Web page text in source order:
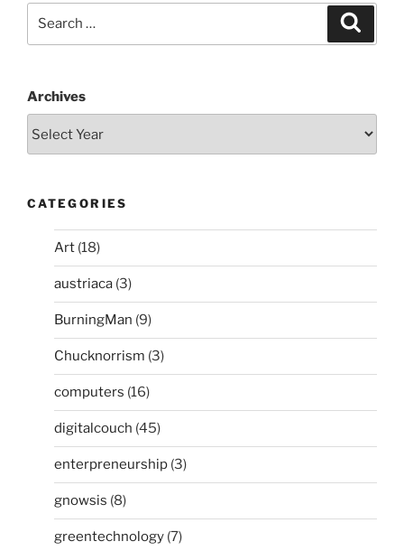
Archives
CATEGORIES
Art (18)
austriaca (3)
BurningMan (9)
Chucknorrism (3)
computers (16)
digitalcouch (45)
enterpreneurship (3)
gnowsis (8)
greentechnology (7)